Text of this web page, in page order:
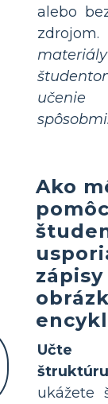
alebo
spôsobmi.
Ako
zápisy
Učte
štruktúru
ukážete